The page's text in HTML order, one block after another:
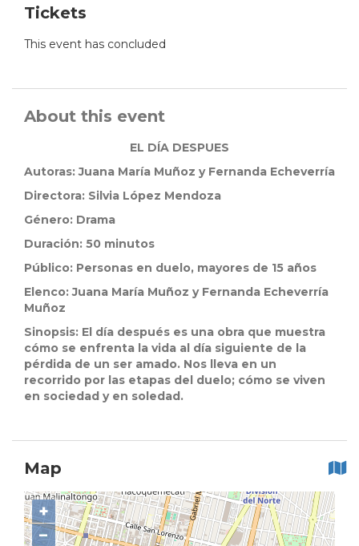
Tickets
This event has concluded
About this event
EL DÍA DESPUES
Autoras:Juana María Muñoz y Fernanda Echeverría
Directora: Silvia López Mendoza
Género: Drama
Duración: 50 minutos
Público: Personas en duelo, mayores de 15 años
Elenco:Juana María Muñoz y Fernanda Echeverría
Muñoz
Sinopsis: El día después es una obra que muestra
cómo se enfrenta la vida al día siguiente de la
pérdida de un ser amado. Nos lleva en un
recorrido por las etapas del duelo; cómo se viven
en sociedad y en soledad.
Map
+
−